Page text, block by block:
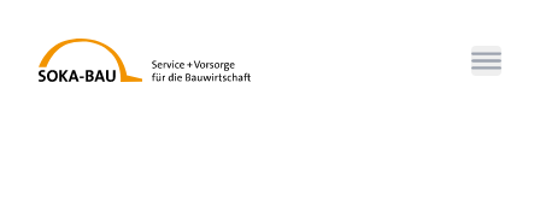
SOKA-BAU Menü